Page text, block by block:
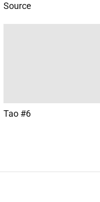
Source
Tao #6